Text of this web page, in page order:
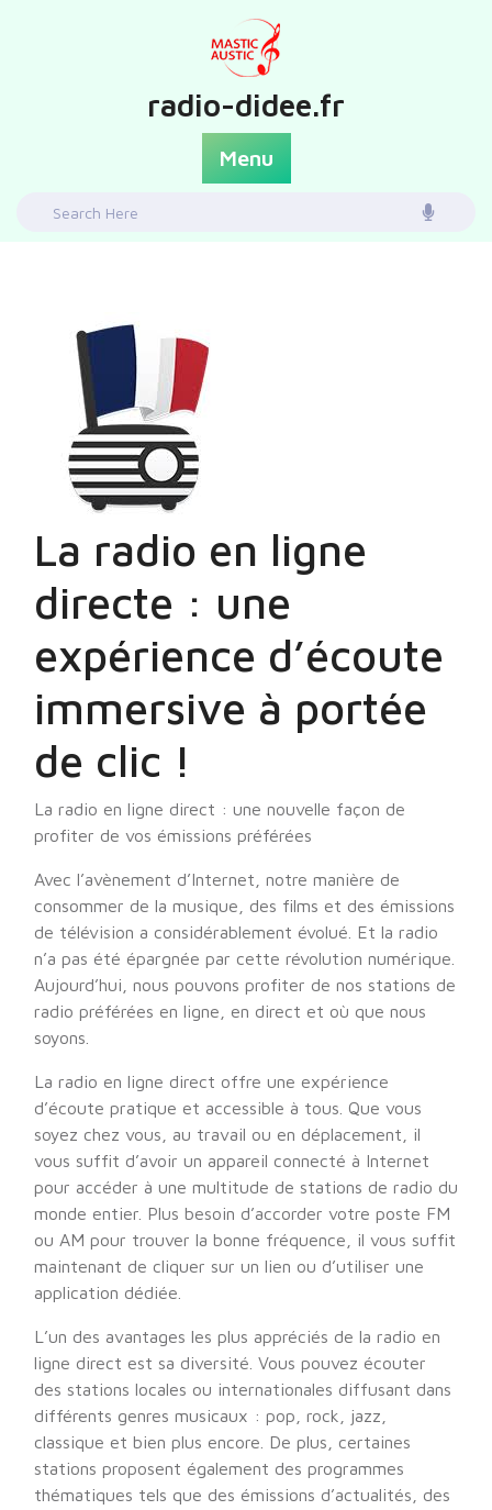
radio-didee.fr
Menu
Search
La radio en ligne
directe : une
expérience d’écoute
immersive à portée
de clic !
La radio en ligne direct : une nouvelle façon de
profiter de vos émissions préférées
Avec l’avènement d’Internet, notre manière de
consommer de la musique, des films et des émissions
de télévision a considérablement évolué. Et la radio
n’a pas été épargnée par cette révolution numérique.
Aujourd’hui, nous pouvons profiter de nos stations de
radio préférées en ligne, en direct et où que nous
soyons.
La radio en ligne direct offre une expérience
d’écoute pratique et accessible à tous. Que vous
soyez chez vous, au travail ou en déplacement, il
vous suffit d’avoir un appareil connecté à Internet
pour accéder à une multitude de stations de radio du
monde entier. Plus besoin d’accorder votre poste FM
ou AM pour trouver la bonne fréquence, il vous suffit
maintenant de cliquer sur un lien ou d’utiliser une
application dédiée.
L’un des avantages les plus appréciés de la radio en
ligne direct est sa diversité. Vous pouvez écouter
des stations locales ou internationales diffusant dans
différents genres musicaux : pop, rock, jazz,
classique et bien plus encore. De plus, certaines
stations proposent également des programmes
thématiques tels que des émissions d’actualités, des